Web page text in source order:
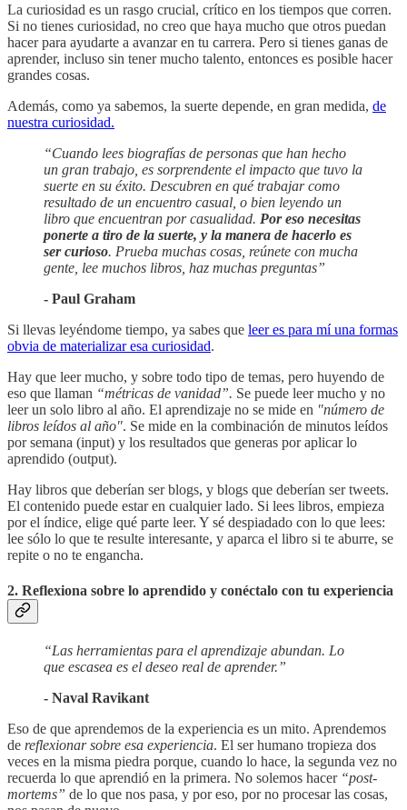
La curiosidad es un rasgo crucial, crítico en los tiempos que corren.
Si no tienes curiosidad, no creo que haya mucho que otros puedan
hacer para ayudarte a avanzar en tu carrera. Pero si tienes ganas de
aprender, incluso sin tener mucho talento, entonces es posible hacer
grandes cosas.
Además, como ya sabemos, la suerte depende, en gran medida, de
nuestra curiosidad.
“Cuando lees biografías de personas que han hecho
un gran trabajo, es sorprendente el impacto que tuvo la
suerte en su éxito. Descubren en qué trabajar como
resultado de un encuentro casual, o bien leyendo un
libro que encuentran por casualidad. Por eso necesitas
ponerte a tiro de la suerte, y la manera de hacerlo es
ser curioso. Prueba muchas cosas, reúnete con mucha
gente, lee muchos libros, haz muchas preguntas”
- Paul Graham
Si llevas leyéndome tiempo, ya sabes que leer es para mí una formas
obvia de materializar esa curiosidad.
Hay que leer mucho, y sobre todo tipo de temas, pero huyendo de
eso que llaman “métricas de vanidad”. Se puede leer mucho y no
leer un solo libro al año. El aprendizaje no se mide en "número de
libros leídos al año". Se mide en la combinación de minutos leídos
por semana (input) y los resultados que generas por aplicar lo
aprendido (output).
Hay libros que deberían ser blogs, y blogs que deberían ser tweets.
El contenido puede estar en cualquier lado. Si lees libros, empieza
por el índice, elige qué parte leer. Y sé despiadado con lo que lees:
lee sólo lo que te resulte interesante, y aparca el libro si te aburre, se
repite o no te engancha.
2. Reflexiona sobre lo aprendido y conéctalo con tu experiencia
“Las herramientas para el aprendizaje abundan. Lo
que escasea es el deseo real de aprender.”
- Naval Ravikant
Eso de que aprendemos de la experiencia es un mito. Aprendemos
de reflexionar sobre esa experiencia. El ser humano tropieza dos
veces en la misma piedra porque, cuando lo hace, la segunda vez no
recuerda lo que aprendió en la primera. No solemos hacer “post-
mortems” de lo que nos pasa, y por eso, por no procesar las cosas,